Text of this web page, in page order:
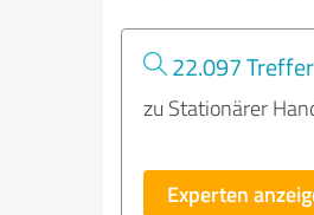
22.097 Treffer
zu Stationärer
Experten